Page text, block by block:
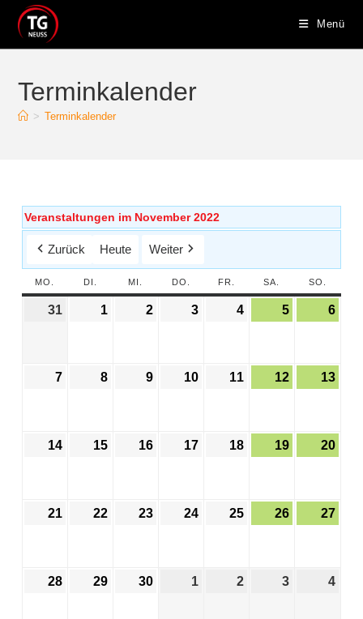
Menü
Terminkalender
> Terminkalender
Veranstaltungen im November 2022
Zurück Heute Weiter
MO. DI. MI. DO. FR. SA. SO.
31 1 2 3 4 5 6
7 8 9 10 11 12 13
14 15 16 17 18 19 20
21 22 23 24 25 26 27
28 29 30 1 2 3 4